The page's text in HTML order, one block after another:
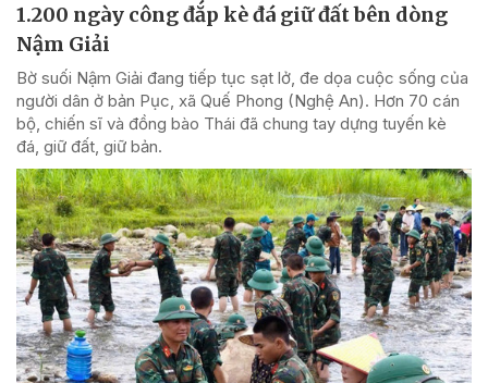
1.200 ngày công đắp kè đá giữ đất bên dòng
Nậm Giải
Bờ suối Nậm Giải đang tiếp tục sạt lở, đe dọa cuộc sống của
người dân ở bản Pục, xã Quế Phong (Nghệ An). Hơn 70 cán
bộ, chiến sĩ và đồng bào Thái đã chung tay dựng tuyến kè
đá, giữ đất, giữ bản.